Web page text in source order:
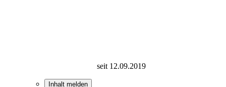
seit 12.09.2019
Inhalt melden